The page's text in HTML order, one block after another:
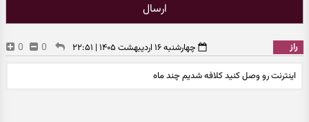
ارسال
راز چهارشنبه ۱۶ اردیبهشت ۱۴۰۵ | ۲۲:۵۱ 0
0
اینترنت رو وصل کنید کلافه شدیم چند ماه